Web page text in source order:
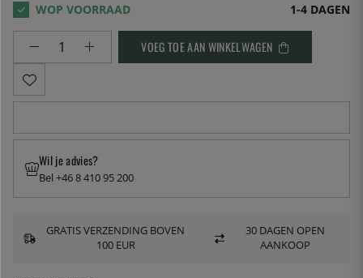
1-4 DAGEN
VOEG TOE AAN WINKELWAGEN
Wil je advies?
Bel +46 8 410 95 200
GRATIS VERZENDING BOVEN
100 EUR
30 DAGEN OPEN
AANKOOP